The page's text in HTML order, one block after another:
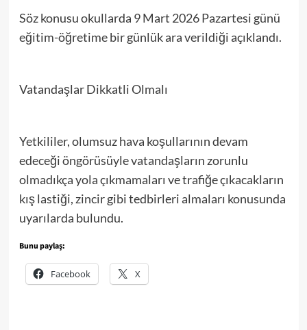
Söz konusu okullarda 9 Mart 2026 Pazartesi günü
eğitim-öğretime bir günlük ara verildiği açıklandı.
Vatandaşlar Dikkatli Olmalı
Yetkililer, olumsuz hava koşullarının devam
edeceği öngörüsüyle vatandaşların zorunlu
olmadıkça yola çıkmamaları ve trafiğe çıkacakların
kış lastiği, zincir gibi tedbirleri almaları konusunda
uyarılarda bulundu.
Bunu paylaş:
Facebook X